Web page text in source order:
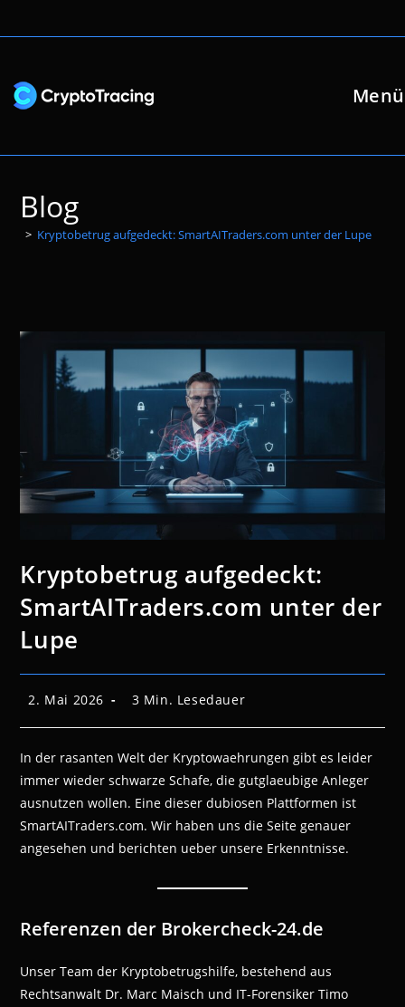
Inhalt
Menü
Blog
> Kryptobetrug aufgedeckt: SmartAITraders.com unter der Lupe
Kryptobetrug aufgedeckt:
SmartAITraders.com unter der
Lupe
Beitrag
2. Mai 2026 Lesedauer:
3 Min. Lesedauer
In der rasanten Welt der Kryptowaehrungen gibt es leider
immer wieder schwarze Schafe, die gutglaeubige Anleger
ausnutzen wollen. Eine dieser dubiosen Plattformen ist
SmartAITraders.com. Wir haben uns die Seite genauer
angesehen und berichten ueber unsere Erkenntnisse.
Referenzen der Brokercheck-24.de
Unser Team der Kryptobetrugshilfe, bestehend aus
Rechtsanwalt Dr. Marc Maisch und IT-Forensiker Timo